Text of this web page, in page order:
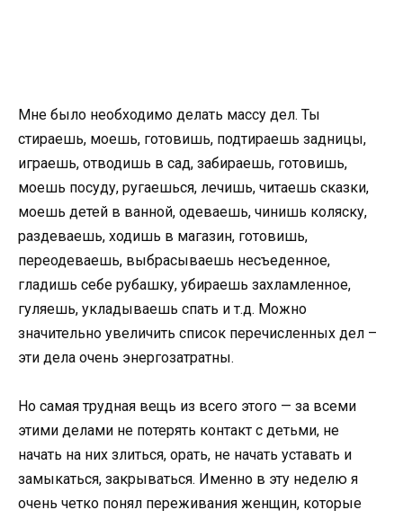
Мне было необходимо делать массу дел. Ты
стираешь, моешь, готовишь, подтираешь задницы,
играешь, отводишь в сад, забираешь, готовишь,
моешь посуду, ругаешься, лечишь, читаешь сказки,
моешь детей в ванной, одеваешь, чинишь коляску,
раздеваешь, ходишь в магазин, готовишь,
переодеваешь, выбрасываешь несъеденное,
гладишь себе рубашку, убираешь захламленное,
гуляешь, укладываешь спать и т.д. Можно
значительно увеличить список перечисленных дел –
эти дела очень энергозатратны.
Но самая трудная вещь из всего этого — за всеми
этими делами не потерять контакт с детьми, не
начать на них злиться, орать, не начать уставать и
замыкаться, закрываться. Именно в эту неделю я
очень четко понял переживания женщин, которые